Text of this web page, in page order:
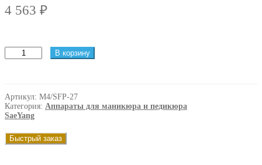
4 563 ₽
Количество
товара
Marathon
4
портативный,
педалью
SFP-
В корзину
Артикул: M4/SFP-27
Категория: Аппараты для маникюра и педикюра
SaeYang
Быстрый заказ